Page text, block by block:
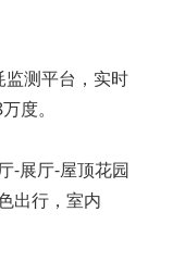
测平台，实时
度。
-展厅-屋顶花园
出行，室内